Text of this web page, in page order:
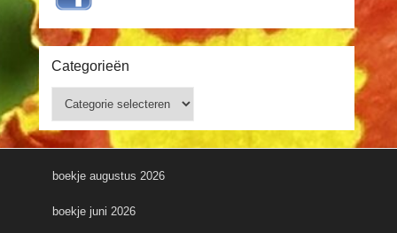
Categorieën
boekje augustus 2026
boekje juni 2026